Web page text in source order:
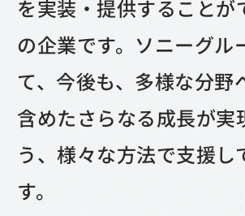
を実装・提供することが
の企業です。ソニーグル
て、今後も、多様な分野
含めたさらなる成長が実
う、様々な方法で支援し
す。